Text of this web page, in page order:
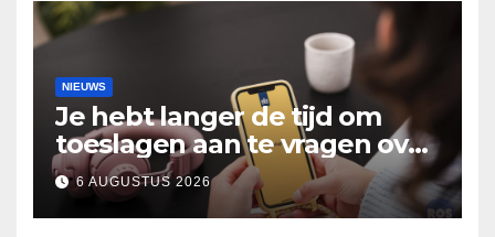
NIEUWS
Je hebt langer de tijd om
toeslagen aan te vragen over
2025
6 AUGUSTUS 2026